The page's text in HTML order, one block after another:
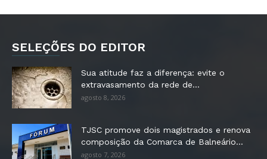
SELEÇÕES DO EDITOR
Sua atitude faz a diferença: evite o
extravasamento da rede de...
agosto 8, 2026
TJSC promove dois magistrados e renova
composição da Comarca de Balneário...
agosto 7, 2026